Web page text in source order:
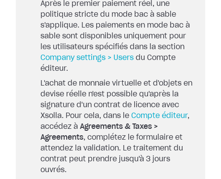
Après le premier paiement réel, une
politique stricte du mode bac à sable
s'applique. Les paiements en mode bac à
sable sont disponibles uniquement pour
les utilisateurs spécifiés dans la section
Company settings > Users du Compte
éditeur.
L'achat de monnaie virtuelle et d'objets en
devise réelle n'est possible qu'après la
signature d'un contrat de licence avec
Xsolla. Pour cela, dans le Compte éditeur,
accédez à Agreements & Taxes >
Agreements, complétez le formulaire et
attendez la validation. Le traitement du
contrat peut prendre jusqu'à 3 jours
ouvrés.